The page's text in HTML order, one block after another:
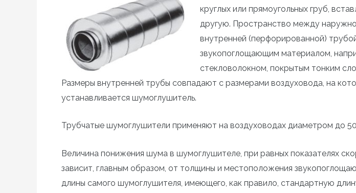
круглых или прямоугольных груб,
другую. Пространство между
внутренней (перфорированной)
звукопоглощающим материалом,
стекловолокном, покрытым тонким
Размеры внутренней трубы совпадают с размерами воздуховода, на
устанавливается шумоглушитель.
Трубчатые шумоглушители применяют на воздуховодах диаметром до
Величина понижения шума в шумоглушителе, при равных показателях
зависит, главным образом, от толщины и местоположения
длины самого шумоглушителя, имеющего, как правило, стандартную